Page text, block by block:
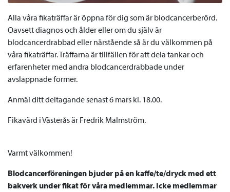
Alla våra fikaträffar är öppna för dig som är blodcancerberörd.
Oavsett diagnos och ålder eller om du själv är
blodcancerdrabbad eller närstående så är du välkommen på
våra fikaträffar. Träffarna är tillfällen för att dela tankar och
erfarenheter med andra blodcancerdrabbade under
avslappnade former.
Anmäl ditt deltagande senast 6 mars kl. 18.00.
Fikavärd i Västerås är Fredrik Malmström.
Varmt välkommen!
Blodcancerföreningen bjuder på en kaffe/te/dryck med ett
bakverk under fikat för våra medlemmar. Icke medlemmar